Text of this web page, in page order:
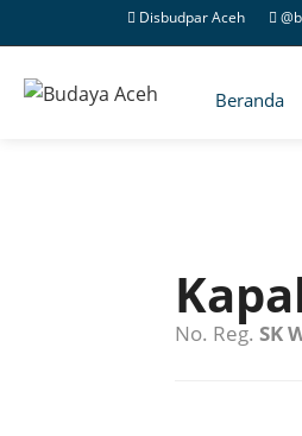
Disbudpar Aceh
Beranda
No. Reg. SK